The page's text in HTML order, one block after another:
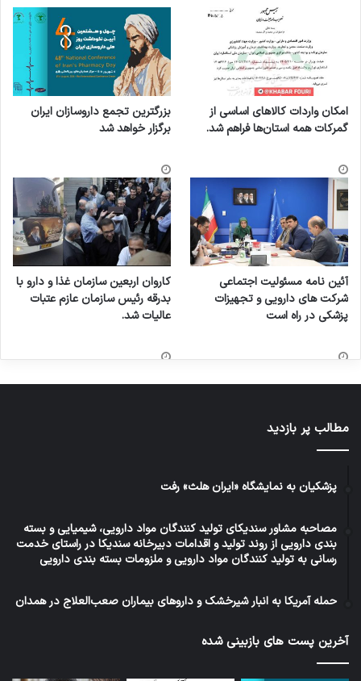
امکان واردات کالاهای اساسی از
گمرکات همه استان‌ها فراهم شد.
بزرگترین تجمع داروسازان ایران
برگزار خواهد شد
آئین نامه مسئولیت اجتماعی
شرکت های دارویی و تجهیزات
پزشکی در راه است
کاروان اربعین سازمان غذا و دارو با
بدرقه رئیس سازمان عازم عتبات
عالیات شد.
مطالب پر بازدید
پزشکیان به نمایشگاه «ایران هلث» رفت
مصاحبه مشاور سندیکای تولید کنندگان مواد دارویی، شیمیایی و بسته
بندی دارویی از روند تولید و اقدامات دبیرخانه سندیکا در راستای خدمت
رسانی به تولید کنندگان مواد دارویی و ملزومات بسته بندی دارویی
حمله آمریکا به انبار شیرخشک و داروهای بیماران صعب‌العلاج در همدان
آخرین پست های بازبینی شده